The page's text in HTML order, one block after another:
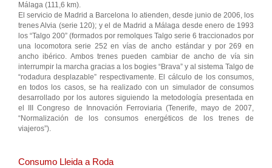
Málaga (111,6 km).
El servicio de Madrid a Barcelona lo atienden, desde junio de 2006, los
trenes Alvia (serie 120); y el de Madrid a Málaga desde enero de 1993
los “Talgo 200” (formados por remolques Talgo serie 6 traccionados por
una locomotora serie 252 en vías de ancho estándar y por 269 en
ancho ibérico. Ambos trenes pueden cambiar de ancho de vía sin
interrumpir la marcha gracias a los bogies “Brava” y al sistema Talgo de
“rodadura desplazable” respectivamente. El cálculo de los consumos,
en todos los casos, se ha realizado con un simulador de consumos
desarrollado por los autores siguiendo la metodología presentada en
el III Congreso de Innovación Ferroviaria (Tenerife, mayo de 2007,
“Normalización de los consumos energéticos de los trenes de
viajeros”).
Consumo Lleida a Roda